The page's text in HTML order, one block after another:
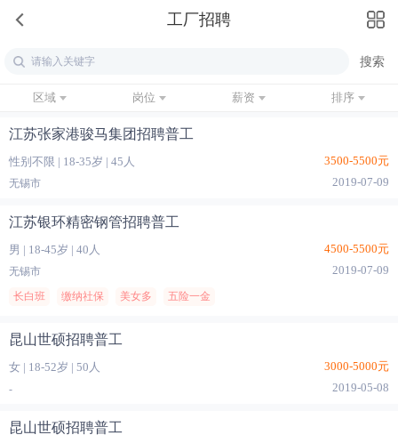
工厂招聘
区域 岗位 薪资 排序
江苏张家港骏马集团招聘普工
性别不限 | 18-35岁 | 45人 3500-5500元
无锡市 2019-07-09
江苏银环精密钢管招聘普工
男 | 18-45岁 | 40人 4500-5500元
无锡市 2019-07-09
长白班 缴纳社保 美女多 五险一金
昆山世硕招聘普工
女 | 18-52岁 | 50人 3000-5000元
- 2019-05-08
昆山世硕招聘普工